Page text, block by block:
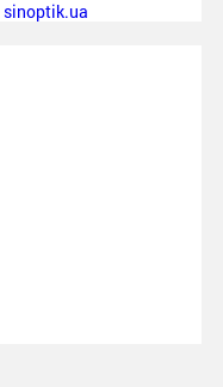
sinoptik.ua